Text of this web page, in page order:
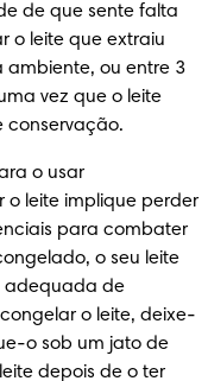
de que sente falta
o leite que extraiu
ambiente, ou entre 3
vez que o leite
conservação.
o usar
o leite implique perder
para combater
o seu leite
adequada de
o leite, deixe-
o sob um jato de
depois de o ter